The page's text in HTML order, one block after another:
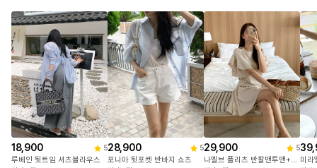
18,900 5
루베인 뒷트임 셔츠블라우스
28,900 5
포니아 뒷포켓 반바지 쇼츠
29,900 5
나엘브 플리츠 반팔맨투맨+치마반바지세트 미라